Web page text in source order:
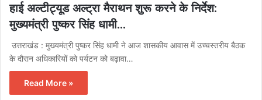
हाई अल्टीट्यूड अल्ट्रा मैराथन शुरू करने के निर्देश:
मुख्यमंत्री पुष्कर सिंह धामी…
उत्तराखंड : मुख्यमंत्री पुष्कर सिंह धामी ने आज शासकीय आवास में उच्चस्तरीय बैठक
के दौरान अधिकारियों को पर्यटन को बढ़ावा…
Read More »